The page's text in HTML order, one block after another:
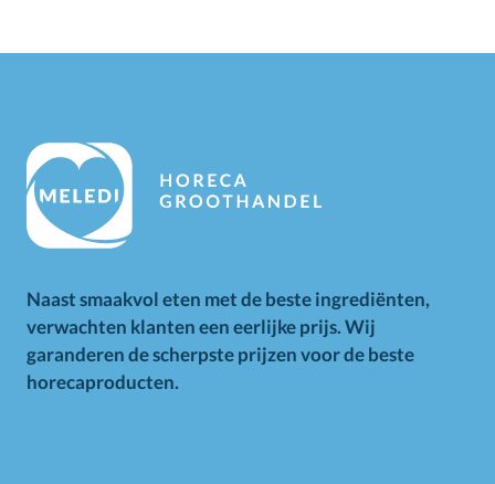
Naast smaakvol eten met de beste ingrediënten,
verwachten klanten een eerlijke prijs. Wij
garanderen de scherpste prijzen voor de beste
horecaproducten.